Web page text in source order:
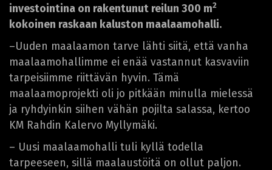
investointina on rakentunut reilun 300 m2
kokoinen raskaan kaluston maalaamohalli.
–Uuden maalaamon tarve lähti siitä, että vanha
maalaamohallimme ei enää vastannut kasvaviin
tarpeisiimme riittävän hyvin. Tämä
maalaamoprojekti oli jo pitkään minulla mielessä
ja ryhdyinkin siihen vähän pojilta salassa, kertoo
KM Rahdin Kalervo Myllymäki.
– Uusi maalaamohalli tuli kyllä todella
tarpeeseen, sillä maalaustöitä on ollut paljon.